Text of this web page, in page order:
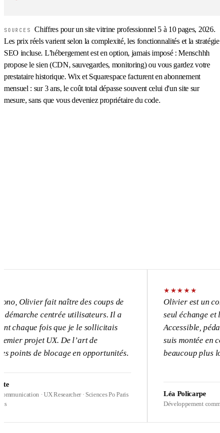
SOURCESChiffres pour un site vitrine professionnel 5 à 10 pages, 2026.
Les prix réels varient selon la complexité, les fonctionnalités et la stratégie
SEO incluse. L'hébergement est en option, jamais imposé : Menschhh
propose le sien (CDN, sauvegardes, monitoring) ou vous gardez votre
prestataire historique. Wix et Squarespace facturent en abonnement
mensuel : sur 3 ans, le coût total dépasse souvent celui d'un site sur
mesure, sans que vous deveniez propriétaire du code.
fait naître des coups de
centrée utilisateurs. Il a
fois que je le sollicitais
UX. De l’art de
blocage en opportunités.
· UX Researcher · Sciences Po Paris
★
Olivier est un
seul échange et l’UX
Accessible, pédagogue,
suis montée en
beaucoup plus loin sur
Léa Policarpe
Développement commercial ·